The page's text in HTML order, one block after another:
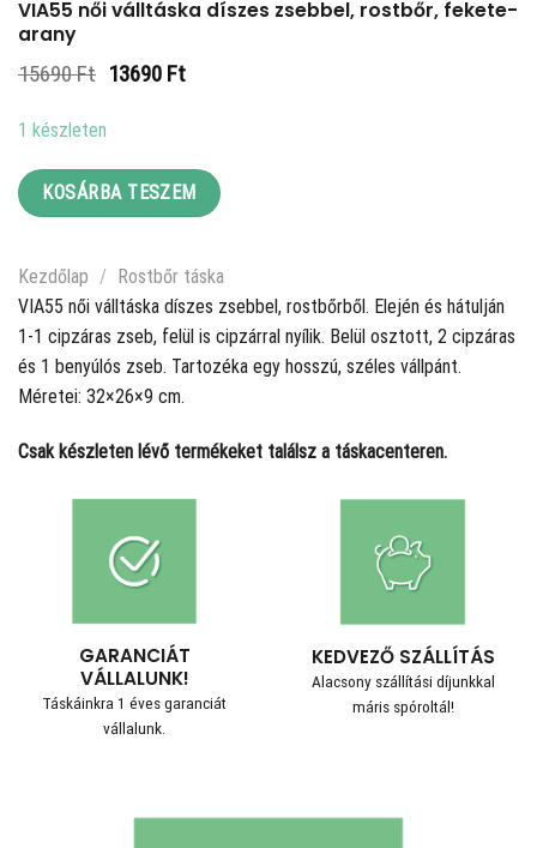
VIA55 női válltáska díszes zsebbel, rostbőr, fekete-
arany
15690Ft Original
13690 FtCurrent
1 készleten
KOSÁRBA TESZEM
Kezdőlap /
Rostbőr táska
VIA55 női válltáska díszes zsebbel, rostbőrből. Elején és hátulján
1-1 cipzáras zseb, felül is cipzárral nyílik. Belül osztott, 2 cipzáras
és 1 benyúlós zseb. Tartozéka egy hosszú, széles vállpánt.
Méretei: 32×26×9 cm.
Csak készleten lévő termékeket találsz a táskacenteren.
GARANCIÁT
VÁLLALUNK!
Táskáinkra 1 éves garanciát
vállalunk.
KEDVEZŐ SZÁLLÍTÁS
Alacsony szállítási díjunkkal
máris spóroltál!